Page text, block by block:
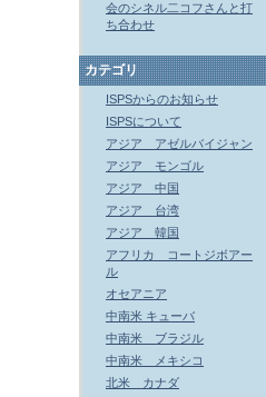
会のシネル二コフさんと打
ち合わせ
カテゴリ
ISPSからのお知らせ
ISPSについて
アジア アゼルバイジャン
アジア モンゴル
アジア 中国
アジア 台湾
アジア 韓国
アフリカ コートジボアー
ル
オセアニア
中南米 キューバ
中南米 ブラジル
中南米 メキシコ
北米 カナダ